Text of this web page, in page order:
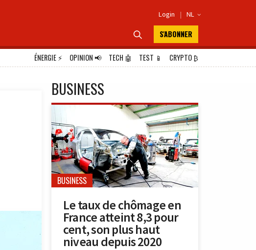
Login | NL 
 S'ABONNER
ÉNERGIE⚡ OPINION📢 TECH 🤖 TEST 📱 CRYPTO₿
BUSINESS
BUSINESS
Le taux de chômage en
France atteint 8,3 pour
cent, son plus haut
niveau depuis 2020